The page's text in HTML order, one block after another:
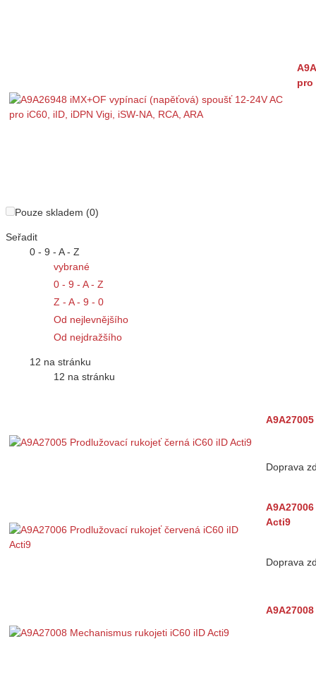
pro
Pouze skladem (0)
Seřadit
0 - 9 - A - Z
vybrané
0 - 9 - A - Z
Z - A - 9 - 0
Od nejlevnějšího
Od nejdražšího
12 na stránku
12 na stránku
Doprava
Acti9
Doprava